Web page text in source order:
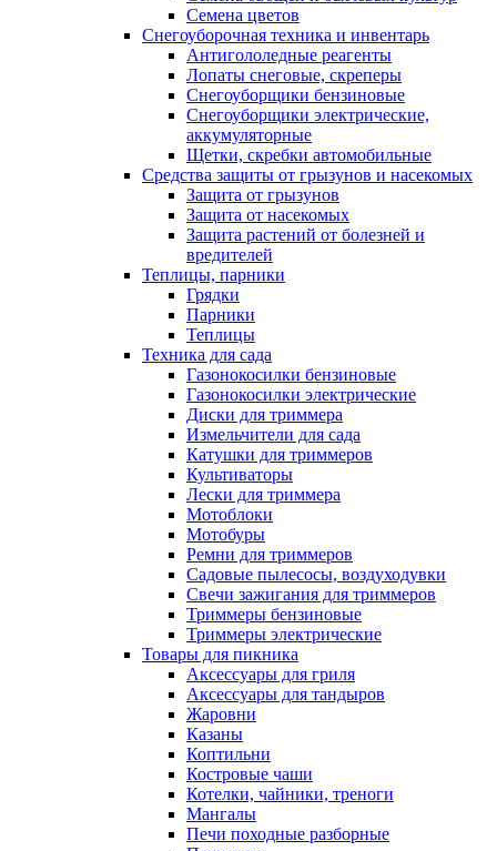
Семена цветов
Снегоуборочная техника и инвентарь
Антигололедные реагенты
Лопаты снеговые, скреперы
Снегоуборщики бензиновые
Снегоуборщики электрические,
аккумуляторные
Щетки, скребки автомобильные
Средства защиты от грызунов и насекомых
Защита от грызунов
Защита от насекомых
Защита растений от болезней и
вредителей
Теплицы, парники
Грядки
Парники
Теплицы
Техника для сада
Газонокосилки бензиновые
Газонокосилки электрические
Диски для триммера
Измельчители для сада
Катушки для триммеров
Культиваторы
Лески для триммера
Мотоблоки
Мотобуры
Ремни для триммеров
Садовые пылесосы, воздуходувки
Свечи зажигания для триммеров
Триммеры бензиновые
Триммеры электрические
Товары для пикника
Аксессуары для гриля
Аксессуары для тандыров
Жаровни
Казаны
Коптильни
Костровые чаши
Котелки, чайники, треноги
Мангалы
Печи походные разборные